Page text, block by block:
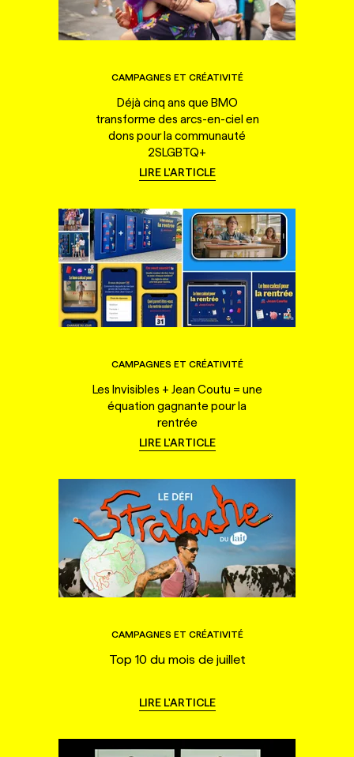
CAMPAGNES ET CRÉATIVITÉ
Déjà cinq ans que BMO
transforme des arcs-en-ciel en
dons pour la communauté
2SLGBTQ+
LIRE L'ARTICLE
CAMPAGNES ET CRÉATIVITÉ
Les Invisibles + Jean Coutu = une
équation gagnante pour la
rentrée
LIRE L'ARTICLE
CAMPAGNES ET CRÉATIVITÉ
Top 10 du mois de juillet
LIRE L'ARTICLE